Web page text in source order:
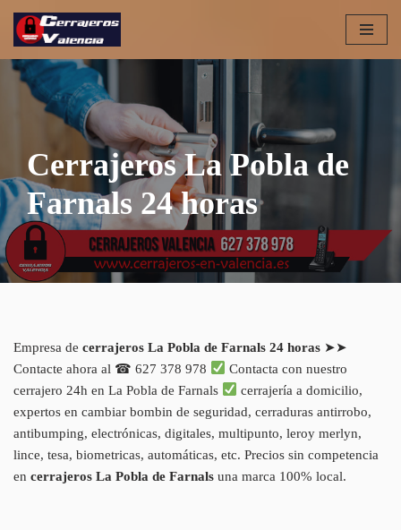
Saltar
al
contenido
Cerrajeros La Pobla de
Farnals 24 horas
Empresa de cerrajeros La Pobla de Farnals 24 horas ➤➤
Contacte ahora al ☎ 627 378 978
Contacta con nuestro
cerrajero 24h en La Pobla de Farnals
cerrajería a domicilio,
expertos en cambiar bombin de seguridad, cerraduras antirrobo,
antibumping, electrónicas, digitales, multipunto, leroy merlyn,
lince, tesa, biometricas, automáticas, etc. Precios sin competencia
en cerrajeros La Pobla de Farnals una marca 100% local.